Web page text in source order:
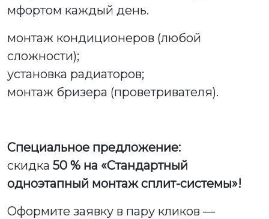
мфортом каждый день.
монтаж кондиционеров (любой
сложности);
установка радиаторов;
монтаж бризера (проветривателя).
Специальное предложение:
скидка 50 % на «Стандартный
одноэтапный монтаж сплит-системы»!
Оформите заявку в пару кликов —